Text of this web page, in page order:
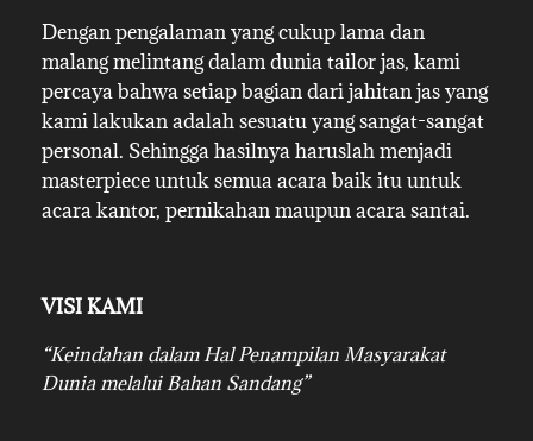
Dengan pengalaman yang cukup lama dan
malang melintang dalam dunia tailor jas, kami
percaya bahwa setiap bagian dari jahitan jas yang
kami lakukan adalah sesuatu yang sangat-sangat
personal. Sehingga hasilnya haruslah menjadi
masterpiece untuk semua acara baik itu untuk
acara kantor, pernikahan maupun acara santai.
VISI KAMI
“Keindahan dalam Hal Penampilan Masyarakat
Dunia melalui Bahan Sandang”